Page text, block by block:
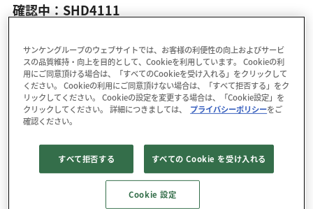
確認中：SHD4111
サンケングループのウェブサイトでは、お客様の利便性の向上およびサービ
スの品質維持・向上を目的として、Cookieを利用しています。 Cookieの利
用にご同意頂ける場合は、「すべてのCookieを受け入れる」をクリックして
ください。 Cookieの利用にご同意頂けない場合は、「すべて拒否する」をク
リックしてください。 Cookieの設定を変更する場合は、「Cookie設定」を
クリックしてください。 詳細につきましては、
プライバシーポリシーをご
確認ください。
すべて拒否する すべての Cookie を受け入れる
Cookie 設定